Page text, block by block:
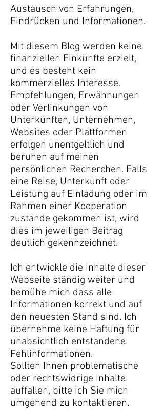
Austausch von Erfahrungen,
Eindrücken und Informationen.
Mit diesem Blog werden keine
finanziellen Einkünfte erzielt,
und es besteht kein
kommerzielles Interesse.
Empfehlungen, Erwähnungen
oder Verlinkungen von
Unterkünften, Unternehmen,
Websites oder Plattformen
erfolgen unentgeltlich und
beruhen auf meinen
persönlichen Recherchen. Falls
eine Reise, Unterkunft oder
Leistung auf Einladung oder im
Rahmen einer Kooperation
zustande gekommen ist, wird
dies im jeweiligen Beitrag
deutlich gekennzeichnet.
Ich entwickle die Inhalte dieser
Webseite ständig weiter und
bemühe mich dass alle
Informationen korrekt und auf
den neuesten Stand sind. Ich
übernehme keine Haftung für
unabsichtlich entstandene
Fehlinformationen.
Sollten Ihnen problematische
oder rechtswidrige Inhalte
auffallen, bitte ich Sie mich
umgehend zu kontaktieren.